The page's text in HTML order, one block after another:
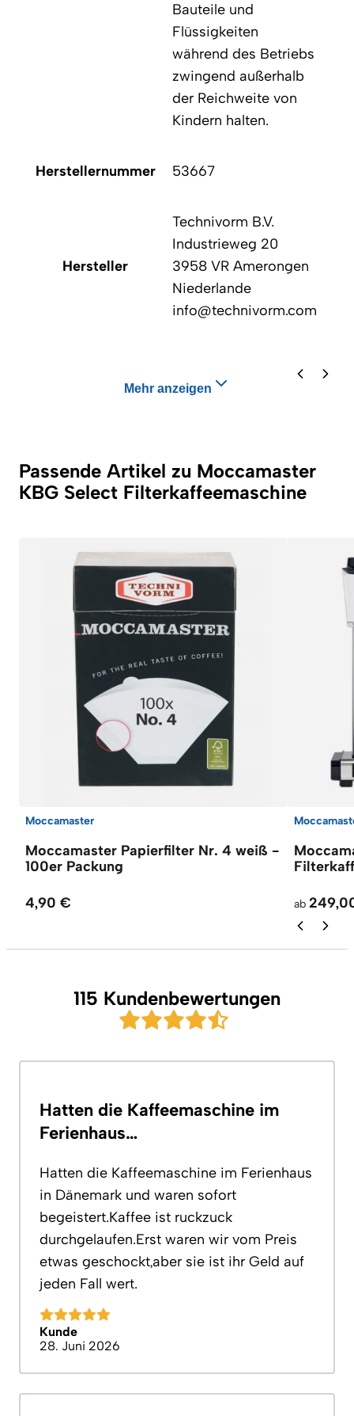
Bauteile und
Flüssigkeiten
während des Betriebs
zwingend außerhalb
der Reichweite von
Kindern halten.
Herstellernummer 53667
Hersteller
Technivorm B.V.
Industrieweg 20
3958 VR Amerongen
Niederlande
info@technivorm.com
Mehr anzeigen
Passende Artikel zu Moccamaster
KBG Select Filterkaffeemaschine
Moccamaster
Moccamaster Papierfilter Nr. 4 weiß -
100er Packung
4,90 € ab
115 Kundenbewertungen
Hatten die Kaffeemaschine im
Ferienhaus…
Hatten die Kaffeemaschine im Ferienhaus
in Dänemark und waren sofort
begeistert.Kaffee ist ruckzuck
durchgelaufen.Erst waren wir vom Preis
etwas geschockt,aber sie ist ihr Geld auf
jeden Fall wert.
Kunde
28. Juni 2026